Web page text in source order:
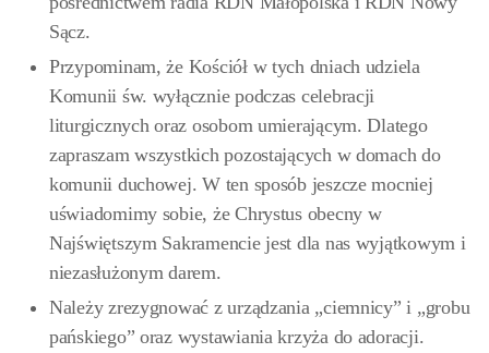
Sącz.
Przypominam, że Kościół w tych dniach udziela
Komunii św. wyłącznie podczas celebracji
liturgicznych oraz osobom umierającym. Dlatego
zapraszam wszystkich pozostających w domach do
komunii duchowej. W ten sposób jeszcze mocniej
uświadomimy sobie, że Chrystus obecny w
Najświętszym Sakramencie jest dla nas wyjątkowym i
niezasłużonym darem.
Należy zrezygnować z urządzania „ciemnicy” i „grobu
pańskiego” oraz wystawiania krzyża do adoracji.